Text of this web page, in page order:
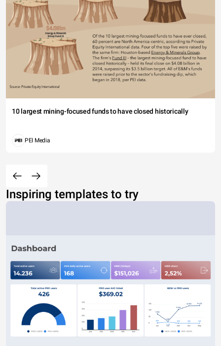
10 largest mining-focused funds to have closed historically
PEI Media
Inspiring templates to try